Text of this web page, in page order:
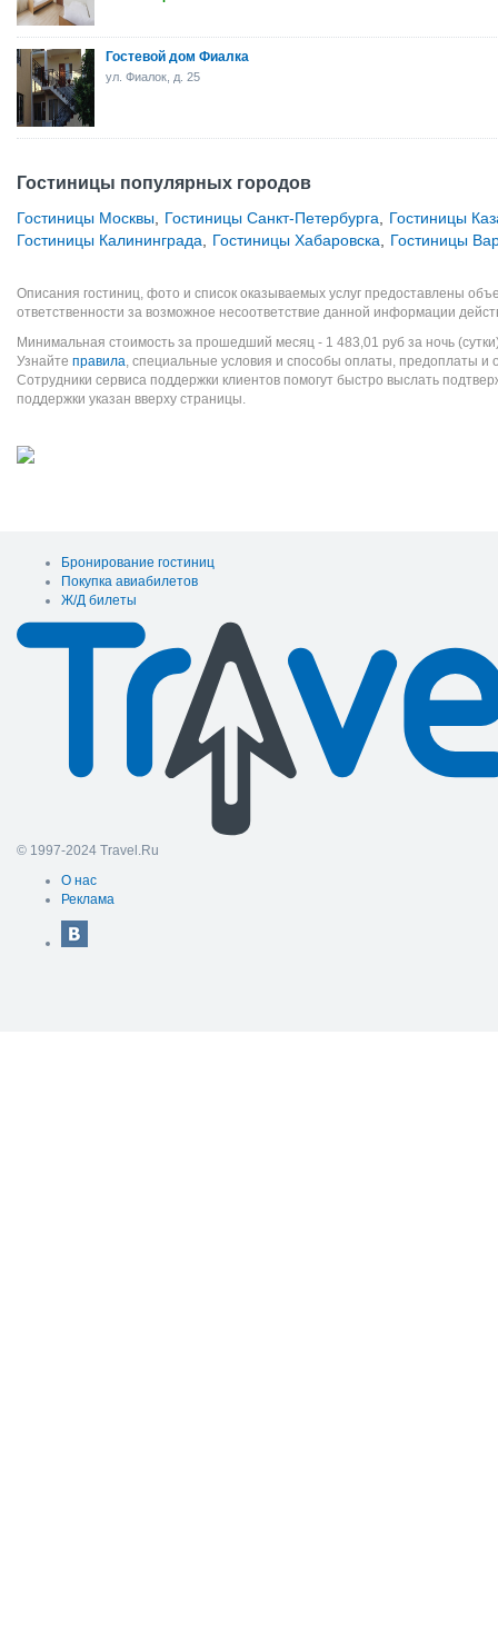
Гостевой дом Фиалка
ул. Фиалок, д. 25
Гостиницы популярных городов
Гостиницы Москвы Гостиницы Санкт-Петербурга
Гостиницы
Гостиницы Калининграда
Гостиницы Хабаровска Гостиницы
Описания гостиниц, фото и список оказываемых услуг предоставлены
ответственности за возможное несоответствие данной информации
Минимальная стоимость за прошедший месяц - 1 483,01 руб за ночь
Узнайте правила, специальные условия и способы оплаты, предоплаты и
Сотрудники сервиса поддержки клиентов помогут быстро выслать
поддержки указан вверху страницы.
Бронирование гостиниц
Покупка авиабилетов
Ж/Д билеты
© 1997-2024 Travel.Ru
О нас
Реклама